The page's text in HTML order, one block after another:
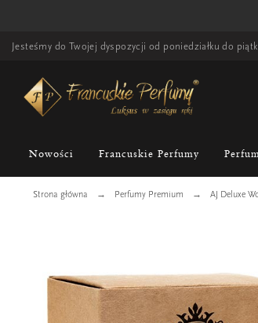
Jesteśmy do Twojej dyspozycji od poniedziałku do
Nowości Francuskie Perfumy
Strona główna Perfumy Premium AJ Deluxe